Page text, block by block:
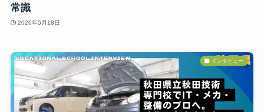
常識
2026年5月18日
インタビュー